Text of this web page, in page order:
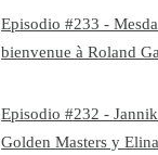
Episodio #233 -
bienvenue à Roland
Episodio #232 -
Golden Masters y